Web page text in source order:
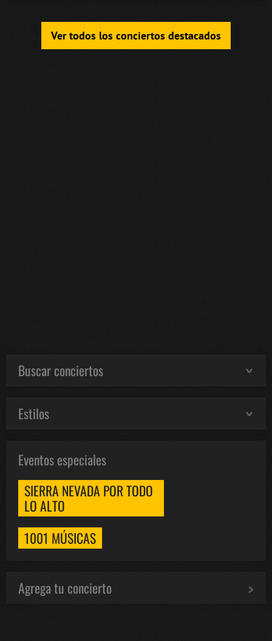
Ver todos los conciertos destacados
Buscar conciertos
Estilos
Eventos especiales
SIERRA NEVADA POR TODO
LO ALTO
1001 MÚSICAS
Agrega tu concierto